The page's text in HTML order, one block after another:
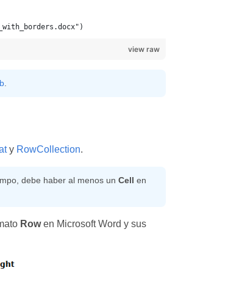
view raw
.
y RowCollection.
debe haber al menos un Cell en
Rowen Microsoft Word y sus